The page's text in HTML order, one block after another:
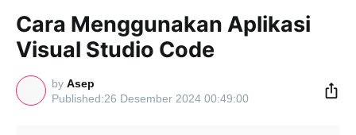
Cara Menggunakan Aplikasi
Visual Studio Code
by Asep
26 Desember 2024 00:49:00